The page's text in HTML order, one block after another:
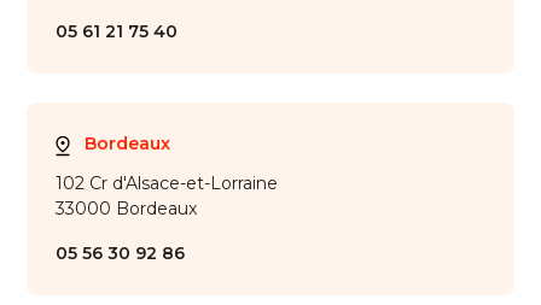
05 61 21 75 40
Bordeaux
102 Cr d'Alsace-et-Lorraine
33000 Bordeaux
05 56 30 92 86